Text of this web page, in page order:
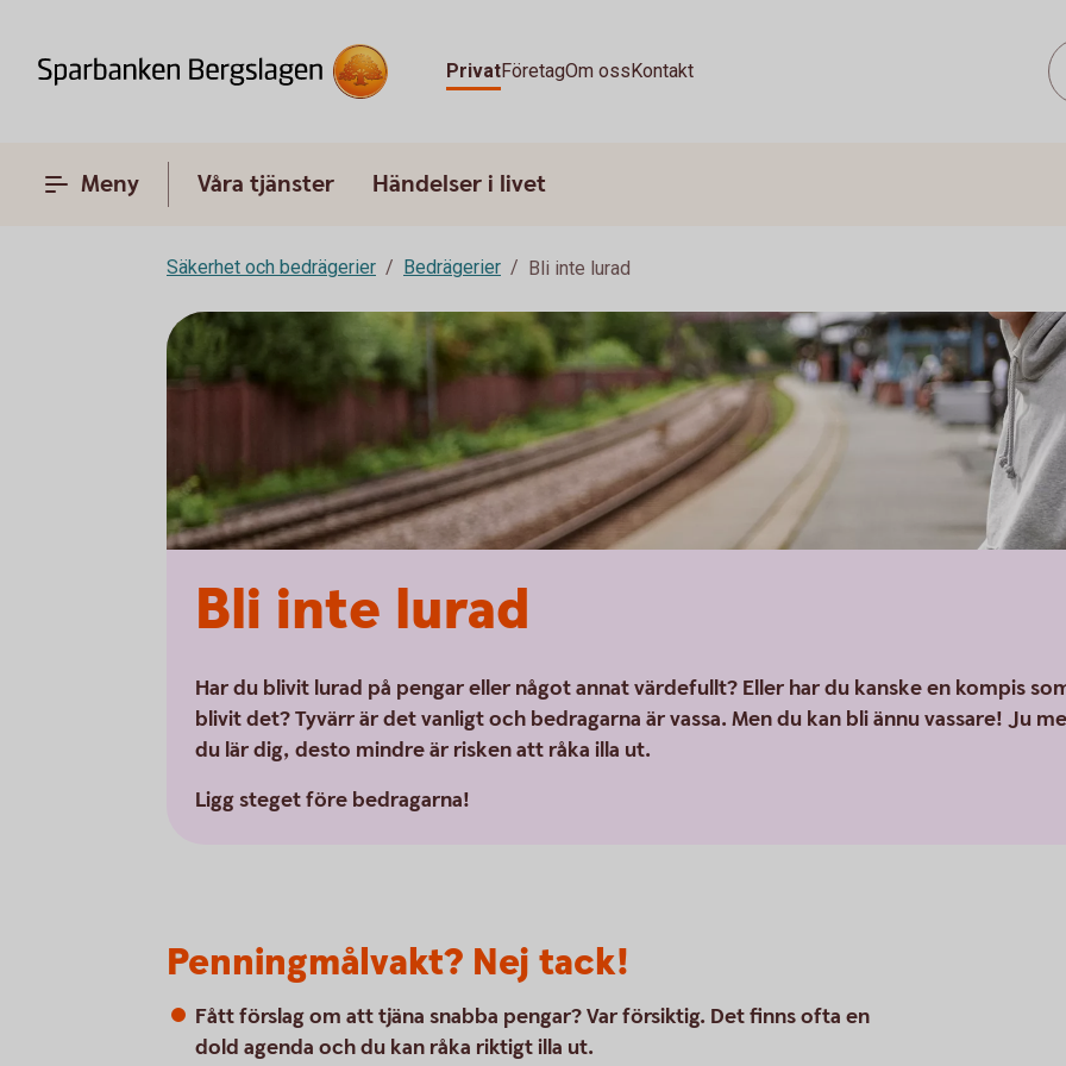
PrivatFöretagOm ossKontakt
Meny Våra tjänster Händelser i livet
Säkerhet och bedrägerier Bedrägerier Bli inte lurad
Bli inte lurad
Har du blivit lurad på pengar eller något annat värdefullt? Eller har du kanske en kompis
blivit det? Tyvärr är det vanligt och bedragarna är vassa. Men du kan bli ännu vassare! Ju
du lär dig, desto mindre är risken att råka illa ut.
Ligg steget före bedragarna!
Penningmålvakt? Nej tack!
Fått förslag om att tjäna snabba pengar? Var försiktig. Det finns ofta en
dold agenda och du kan råka riktigt illa ut.